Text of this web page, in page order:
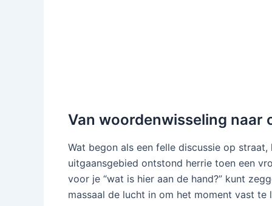
Van woordenwisseling naar
Wat begon als een felle discussie op
uitgaansgebied ontstond herrie toen een
voor je “wat is hier aan de hand?” kunt
massaal de lucht in om het moment vast